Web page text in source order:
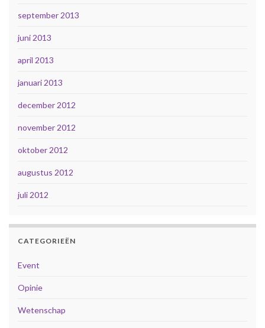
september 2013
juni 2013
april 2013
januari 2013
december 2012
november 2012
oktober 2012
augustus 2012
juli 2012
CATEGORIEËN
Event
Opinie
Wetenschap